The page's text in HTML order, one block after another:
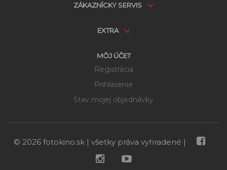
NA
OBJEDNÁVKU
ZÁKAZNÍCKY SERVIS
EXTRA
MÔJ ÚČET
Registrácia
Prihlásenie
Stav mojej objednávky
© 2026 fotokino.sk | všetky práva vyhradené |